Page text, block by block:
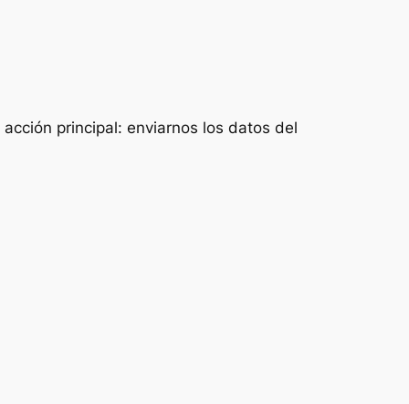
principal: enviarnos los datos del